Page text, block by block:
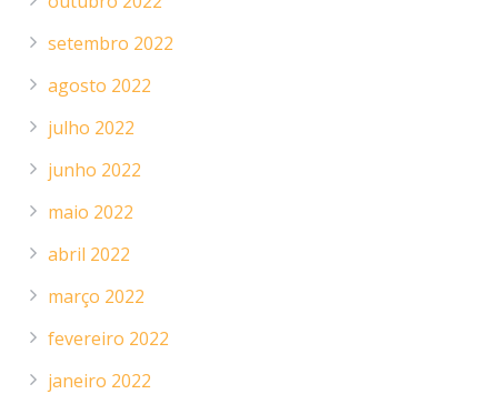
setembro 2022
agosto 2022
julho 2022
junho 2022
maio 2022
abril 2022
março 2022
fevereiro 2022
janeiro 2022